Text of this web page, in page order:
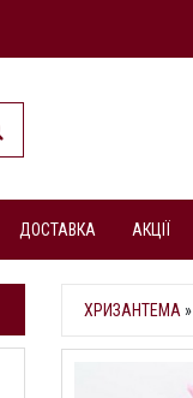
ДОСТАВКА АКЦІЇ
ХРИЗАНТЕМА»